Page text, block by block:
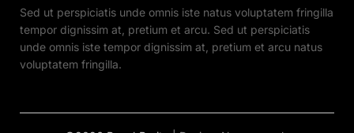
Sed ut perspiciatis unde omnis iste natus voluptatem fringilla
tempor dignissim at, pretium et arcu. Sed ut perspiciatis
unde omnis iste tempor dignissim at, pretium et arcu natus
voluptatem fringilla.